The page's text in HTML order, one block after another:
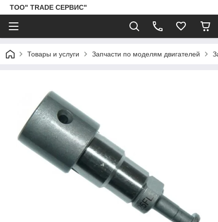
ТОО" TRADE СЕРВИС"
Товары и услуги Запчасти по моделям двигателей